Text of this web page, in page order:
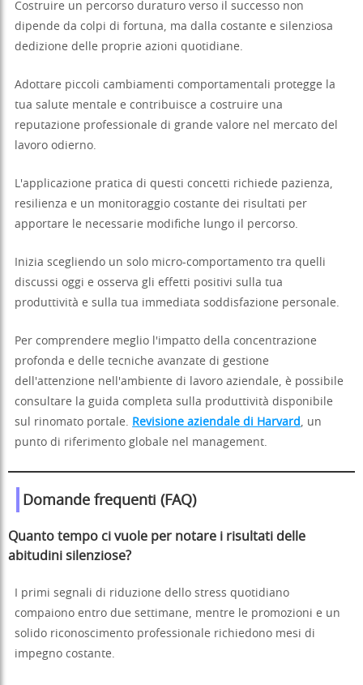
Costruire un percorso duraturo verso il successo non
dipende da colpi di fortuna, ma dalla costante e silenziosa
dedizione delle proprie azioni quotidiane.
Adottare piccoli cambiamenti comportamentali protegge la
tua salute mentale e contribuisce a costruire una
reputazione professionale di grande valore nel mercato del
lavoro odierno.
L'applicazione pratica di questi concetti richiede pazienza,
resilienza e un monitoraggio costante dei risultati per
apportare le necessarie modifiche lungo il percorso.
Inizia scegliendo un solo micro-comportamento tra quelli
discussi oggi e osserva gli effetti positivi sulla tua
produttività e sulla tua immediata soddisfazione personale.
Per comprendere meglio l'impatto della concentrazione
profonda e delle tecniche avanzate di gestione
dell'attenzione nell'ambiente di lavoro aziendale, è possibile
consultare la guida completa sulla produttività disponibile
sul rinomato portale. Revisione aziendale di Harvard , un
punto di riferimento globale nel management.
Domande frequenti (FAQ)
Quanto tempo ci vuole per notare i risultati delle
abitudini silenziose?
I primi segnali di riduzione dello stress quotidiano
compaiono entro due settimane, mentre le promozioni e un
solido riconoscimento professionale richiedono mesi di
impegno costante.